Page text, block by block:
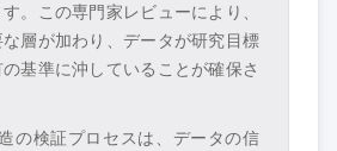
。この専門家レビューにより、
層が加わり、データが研究目標
基準に沖していることが確保さ
の検証プロセスは、データの信